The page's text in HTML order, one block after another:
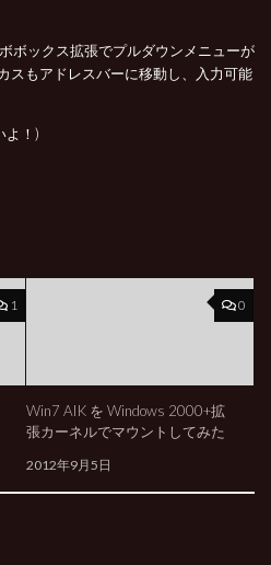
ボックス拡張でプルダウンメニューが
スもアドレスバーに移動し、入力可能
よ！)
1 0
Win7 AIK を Windows 2000+拡
張カーネルでマウントしてみた
2012年9月5日